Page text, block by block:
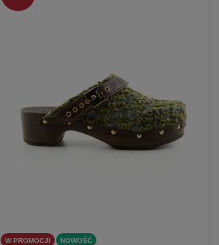
W PROMOCJI NOWOŚĆ